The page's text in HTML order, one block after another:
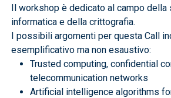
Il workshop è dedicato al campo della
informatica e della crittografia.
I possibili argomenti per questa Call
esemplificativo ma non esaustivo:
Trusted computing, confidential
telecommunication networks
Artificial intelligence algorithms